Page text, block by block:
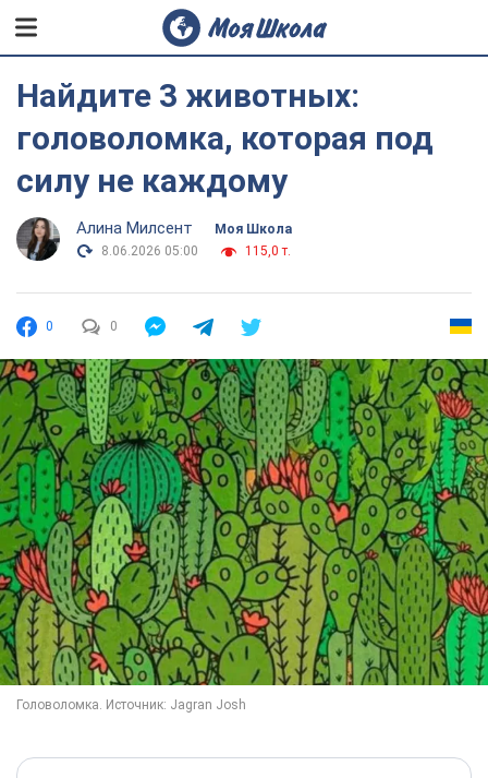
Найдите 3 животных:
головоломка, которая под
силу не каждому
Алина Милсент
Моя Школа
8.06.2026 05:00
115,0 т.
0 0